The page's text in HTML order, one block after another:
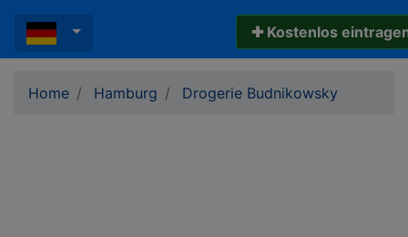
✚ Kostenlos
Home Hamburg Drogerie Budnikowsky